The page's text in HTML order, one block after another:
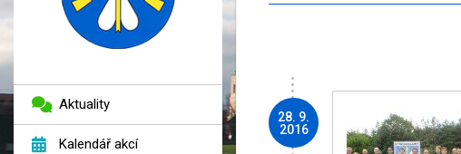
28. 9.
2016
Aktuality
Kalendář akcí